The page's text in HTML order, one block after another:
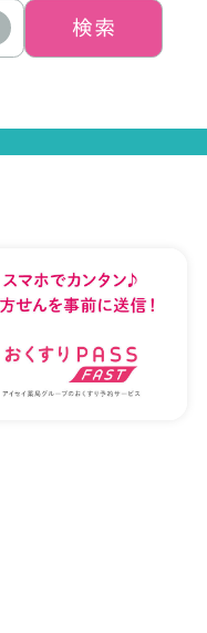
検索